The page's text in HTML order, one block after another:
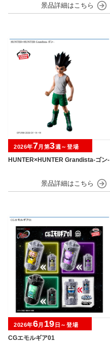
HUNTER×HUNTER Grandista-ゴン-
2026年7月第3週～登場
CGエモルギア01
2026年6月 19 日～登場